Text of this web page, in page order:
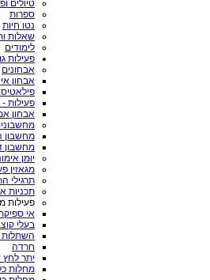
טיולים
ספרות
נטו חיות
שאלות
לימודים
פעילות
אבחונים
אבחון
פילאטיס
פעילות
אבחון
מחשבון
מחשבון
יומן
מגאזין
תרגילי
תכניות
פעילות
אי
בעלי
השתלות
חרדה
יתר לחץ
מחלות